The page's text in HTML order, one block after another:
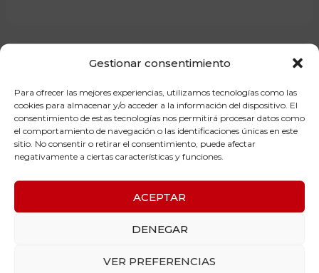
Gestionar consentimiento
Para ofrecer las mejores experiencias, utilizamos tecnologías como las
cookies para almacenar y/o acceder a la información del dispositivo. El
consentimiento de estas tecnologías nos permitirá procesar datos como
el comportamiento de navegación o las identificaciones únicas en este
sitio. No consentir o retirar el consentimiento, puede afectar
negativamente a ciertas características y funciones.
ACEPTAR
DENEGAR
VER PREFERENCIAS